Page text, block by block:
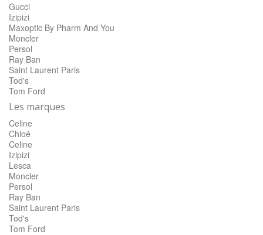
Gucci
Izipizi
Maxoptic By Pharm And You
Moncler
Persol
Ray Ban
Saint Laurent Paris
Tod's
Tom Ford
Les marques
Celine
Chloé
Celine
Izipizi
Lesca
Moncler
Persol
Ray Ban
Saint Laurent Paris
Tod's
Tom Ford